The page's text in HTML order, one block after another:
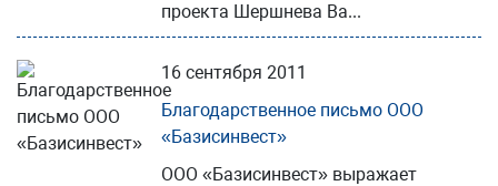
проекта Шершнева Ва...
16 сентября 2011
Благодарственное письмо ООО
«Базисинвест»
ООО «Базисинвест» выражает